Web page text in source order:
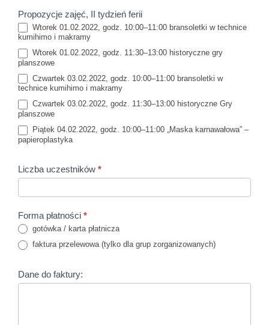
Propozycje zajęć, II tydzień ferii
Wtorek 01.02.2022, godz. 10:00–11:00 bransoletki w technice
kumihimo i makramy
Wtorek 01.02.2022, godz. 11:30–13:00 historyczne gry
planszowe
Czwartek 03.02.2022, godz. 10:00–11:00 bransoletki w
technice kumihimo i makramy
Czwartek 03.02.2022, godz. 11:30–13:00 historyczne Gry
planszowe
Piątek 04.02.2022, godz. 10:00–11:00 „Maska karnawałowa” –
papieroplastyka
Liczba uczestników *
Forma płatności *
gotówka / karta płatnicza
faktura przelewowa (tylko dla grup zorganizowanych)
Dane do faktury: